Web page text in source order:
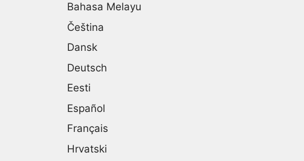
Bahasa Melayu
Čeština
Dansk
Deutsch
Eesti
Español
Français
Hrvatski